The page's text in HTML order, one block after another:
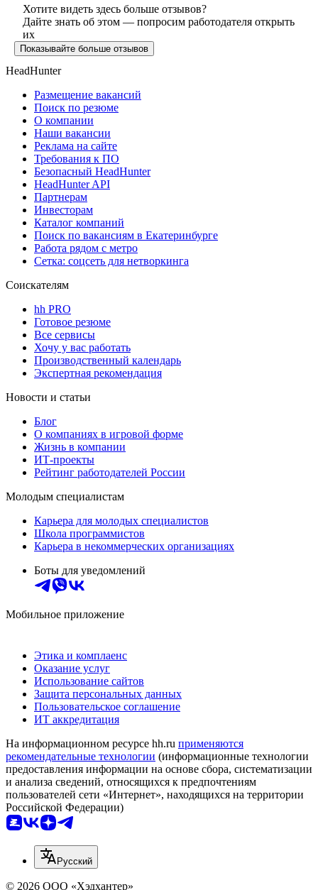
Хотите видеть здесь больше отзывов?
Дайте знать об этом — попросим работодателя открыть
их
Показывайте больше отзывов
HeadHunter
Размещение вакансий
Поиск по резюме
О компании
Наши вакансии
Реклама на сайте
Требования к ПО
Безопасный HeadHunter
HeadHunter API
Партнерам
Инвесторам
Каталог компаний
Поиск по вакансиям в Екатеринбурге
Работа рядом с метро
Сетка: соцсеть для нетворкинга
Соискателям
hh PRO
Готовое резюме
Все сервисы
Хочу у вас работать
Производственный календарь
Экспертная рекомендация
Новости и статьи
Блог
О компаниях в игровой форме
Жизнь в компании
ИТ-проекты
Рейтинг работодателей России
Молодым специалистам
Карьера для молодых специалистов
Школа программистов
Карьера в некоммерческих организациях
Боты для уведомлений
Мобильное приложение
Этика и комплаенс
Оказание услуг
Использование сайтов
Защита персональных данных
Пользовательское соглашение
ИТ аккредитация
На информационном ресурсе hh.ru применяются
рекомендательные технологии (информационные технологии
предоставления информации на основе сбора, систематизации
и анализа сведений, относящихся к предпочтениям
пользователей сети «Интернет», находящихся на территории
Российской Федерации)
Русский
© 2026 ООО «Хэдхантер»